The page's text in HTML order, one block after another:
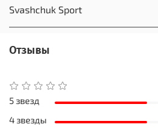
Svashchuk Sport
Отзывы
5 звезд
4 звезды